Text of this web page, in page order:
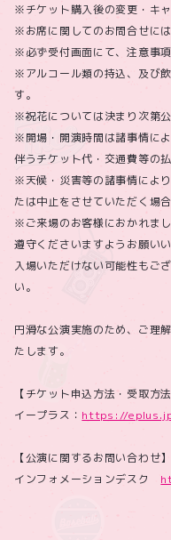
※チケット購入後の変更・キ
※お席に関してのお問合せに
※必ず受付画面にて、注意事
※アルコール類の持込、及び
す。
※祝花については決まり次第
※開場・開演時間は諸事情に
伴うチケット代・交通費等の
※天候・災害等の諸事情によ
たは中止をさせていただく場
※ご来場のお客様におかれま
遵守くださいますようお願い
入場いただけない可能性もご
い。
円滑な公演実施のため、ご理
たします。
【チケット申込方法・受取方
イープラス： https://
【公演に関するお問い合わせ】
インフォメーションデスク